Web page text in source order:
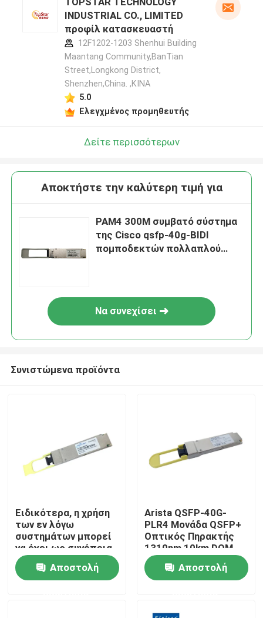
Σπίτι
Προϊόντα
INDUSTRIAL CO., LIMITED
προφίλ κατασκευαστή
12F1202-1203 Shenhui Building
Maantang Community,BanTian
Street,Longkong District,
Shenzhen,China. ,ΚΙΝΑ
5.0
Ελεγχμένος προμηθευτής
Δείτε περισσότερων
Αποκτήστε την καλύτερη τιμή για
PAM4 300M συμβατό σύστημα
της Cisco qsfp-40g-BIDI
πομποδεκτών πολλαπλού
Να συνεχίσει
Συνιστώμενα προϊόντα
Ειδικότερα, η χρήση
των εν λόγω
συστημάτων μπορεί
να έχει ως συνέπεια
την απώλεια της
πρόσβασης σε
ηλεκτρικές
Αποστολή
Arista QSFP-40G-
PLR4 Μονάδα QSFP+
Οπτικός Πηρακτής
1310nm 10km DOM
MTP/MPO-12 SMF
Αποστολή